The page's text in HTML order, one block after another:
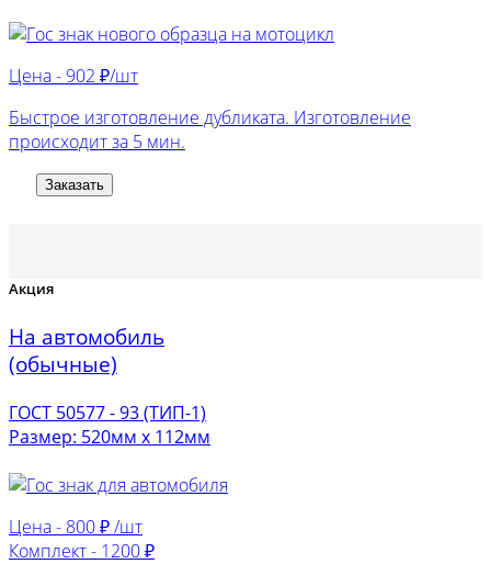
Цена - 902 ₽/шт
Быстрое изготовление дубликата. Изготовление
происходит за 5 мин.
Заказать
Акция
На автомобиль
(обычные)
ГОСТ 50577 - 93 (ТИП-1)
Размер: 520мм х 112мм
Цена - 800 ₽ /шт
Комплект - 1200 ₽